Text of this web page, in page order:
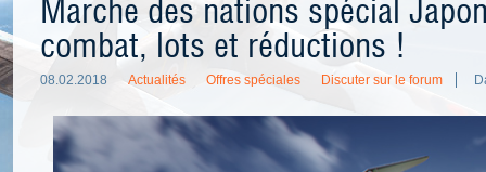
combat, lots et réductions !
08.02.2018 Actualités Offres spéciales Discuter sur le forum